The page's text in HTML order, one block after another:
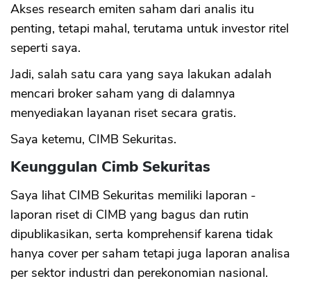
Akses research emiten saham dari analis itu
penting, tetapi mahal, terutama untuk investor ritel
seperti saya.
Jadi, salah satu cara yang saya lakukan adalah
mencari broker saham yang di dalamnya
menyediakan layanan riset secara gratis.
Saya ketemu, CIMB Sekuritas.
Keunggulan Cimb Sekuritas
Saya lihat CIMB Sekuritas memiliki laporan -
laporan riset di CIMB yang bagus dan rutin
dipublikasikan, serta komprehensif karena tidak
hanya cover per saham tetapi juga laporan analisa
per sektor industri dan perekonomian nasional.